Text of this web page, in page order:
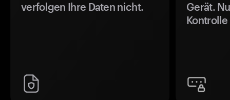
verfolgen Ihre Daten nicht.
Gerät.